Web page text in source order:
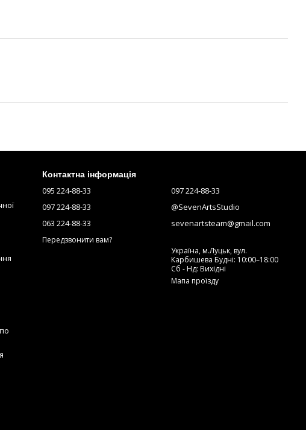
Контактна інформація
095 224-88-33
097 224-88-33
063 224-88-33
Передзвонити вам?
097 224-88-33
@SevenArtsStudio
sevenartsteam@gmail.com
Україна, м.Луцьк, вул.
Карбишева Будні: 10:00–18:00
Сб - Нд: Вихідні
Мапа проїзду